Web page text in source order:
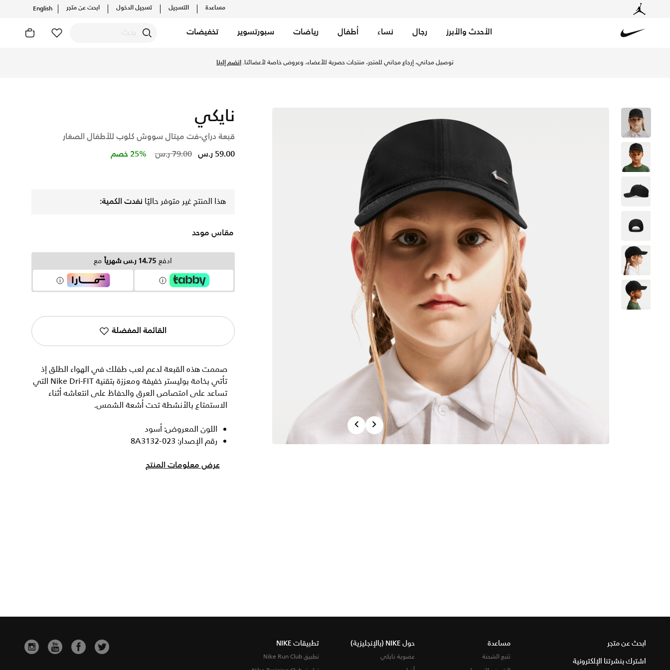
مساعدة التسجيل تسجيل الدخول ابحث عن متجر English
الأحدث والأبرز رجال نساء أطفال رياضات سبورتسوير تخفيضات
توصيل مجاني، إرجاع مجاني للمتجر، منتجات حصرية للأعضاء، وعروض خاصة لأعضائنا.انضم إلينا
PreviousNext
نايكي
قبعة دراي-فت ميتال سووش كلوب للأطفال الصغار
Price reduced from
79.00 ر.س to 59.00 ر.س 25% خصم
هذا المنتج غير متوفر حاليًا نفدت الكمية:
مقاس موحد
ادفع 14.75 ر.س شهرياً مع
القائمة المفضلة
صممت هذه القبعة لدعم لعب طفلك في الهواء الطلق إذ
تأتي بخامة بوليستر خفيفة ومعززة بتقنية Nike Dri-FIT التي
تساعد على امتصاص العرق والحفاظ على انتعاشه أثناء
الاستمتاع بالأنشطة تحت أشعة الشمس.
اللون المعروض: أسود
رقم الإصدار: 8A3132-023
عرض معلومات المنتج
ابحث عن متجر
اشترك بنشرتنا الإلكترونية
مساعدة
تتبع الشحنة
حول NIKE (بالإنجليزية)
عضوية نايكي
تطبيقات NIKE
تطبيق Nike Run Club